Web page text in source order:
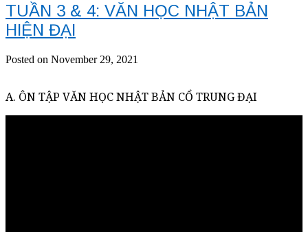
TUẦN 3 & 4: VĂN HỌC NHẬT BẢN
HIỆN ĐẠI
Posted on November 29, 2021
A. ÔN TẬP VĂN HỌC NHẬT BẢN CỔ TRUNG ĐẠI